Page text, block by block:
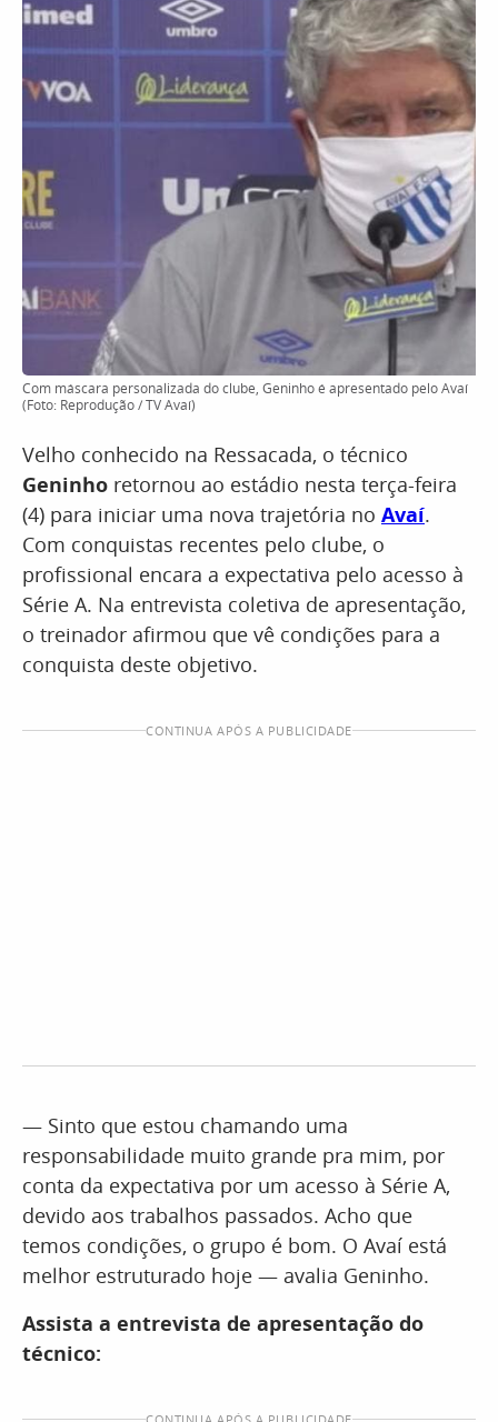
Com máscara personalizada do clube, Geninho é apresentado pelo Avaí
(Foto: Reprodução / TV Avaí)
Velho conhecido na Ressacada, o técnico
Geninho retornou ao estádio nesta terça-feira
(4) para iniciar uma nova trajetória no Avaí.
Com conquistas recentes pelo clube, o
profissional encara a expectativa pelo acesso à
Série A. Na entrevista coletiva de apresentação,
o treinador afirmou que vê condições para a
conquista deste objetivo.
CONTINUA APÓS A PUBLICIDADE
— Sinto que estou chamando uma
responsabilidade muito grande pra mim, por
conta da expectativa por um acesso à Série A,
devido aos trabalhos passados. Acho que
temos condições, o grupo é bom. O Avaí está
melhor estruturado hoje — avalia Geninho.
Assista a entrevista de apresentação do
técnico: